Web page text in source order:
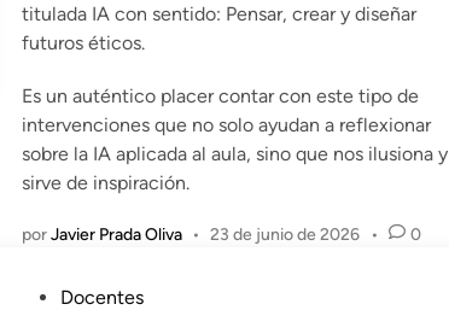
titulada IA con sentido: Pensar, crear y diseñar
futuros éticos.
Es un auténtico placer contar con este tipo de
intervenciones que no solo ayudan a reflexionar
sobre la IA aplicada al aula, sino que nos ilusiona y
sirve de inspiración.
porJavier Prada Oliva • 23 de junio de 2026 • 0
Docentes